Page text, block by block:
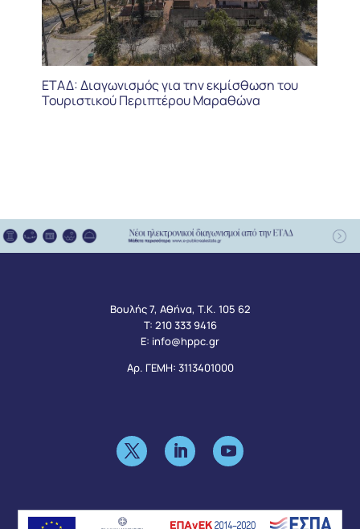
ΕΤΑΔ: Διαγωνισμός για την εκμίσθωση του
Τουριστικού Περιπτέρου Μαραθώνα
Βουλής 7, Αθήνα, Τ.Κ. 105 62
Τ: 210 333 9416
Ε: info@hppc.gr
Αρ. ΓΕΜΗ: 3113401000